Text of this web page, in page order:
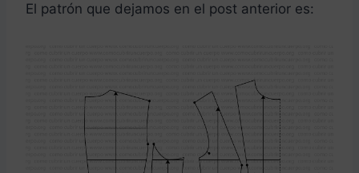
El patrón que dejamos en el post anterior es: